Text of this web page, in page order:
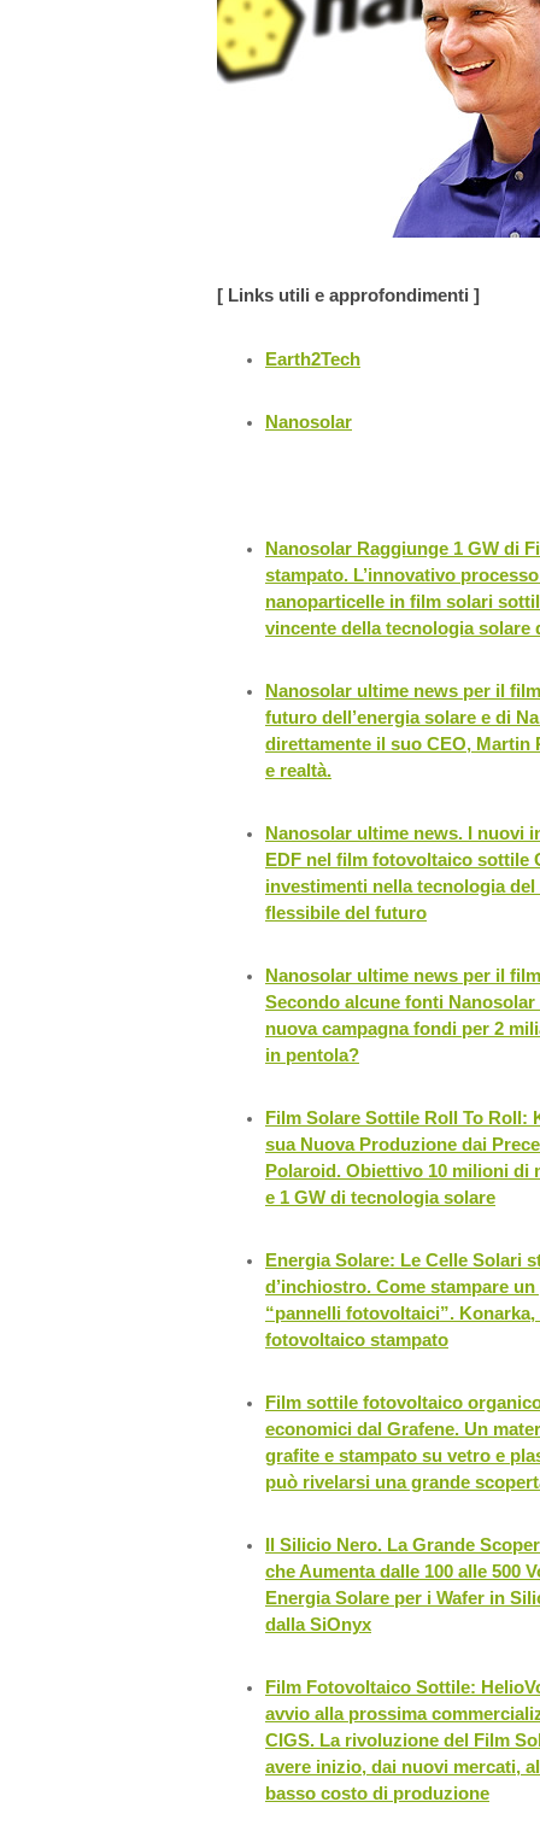
[ Links utili e approfondimenti ]
Earth2Tech
Nanosolar
Nanosolar Raggiunge 1 GW di
stampato. L’innovativo
nanoparticelle in film solari
vincente della tecnologia solare
Nanosolar ultime news per il
futuro dell’energia solare e di
direttamente il suo CEO, Martin
e realtà.
Nanosolar ultime news. I nuovi
EDF nel film fotovoltaico sottile
investimenti nella tecnologia
flessibile del futuro
Nanosolar ultime news per il
Secondo alcune fonti
nuova campagna fondi per 2
in pentola?
Film Solare Sottile Roll To Roll:
sua Nuova Produzione dai
Polaroid. Obiettivo 10 milioni di
e 1 GW di tecnologia solare
Energia Solare: Le Celle Solari
d’inchiostro. Come stampare
“pannelli fotovoltaici”.
fotovoltaico stampato
Film sottile fotovoltaico
economici dal Grafene. Un
grafite e stampato su vetro e
può rivelarsi una grande
Il Silicio Nero. La Grande
che Aumenta dalle 100 alle 500
Energia Solare per i Wafer in
dalla SiOnyx
Film Fotovoltaico Sottile:
avvio alla prossima
CIGS. La rivoluzione del Film
avere inizio, dai nuovi mercati,
basso costo di produzione